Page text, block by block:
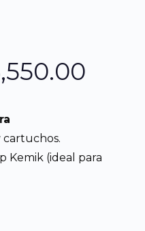
cartuchos.
Kemik (ideal para